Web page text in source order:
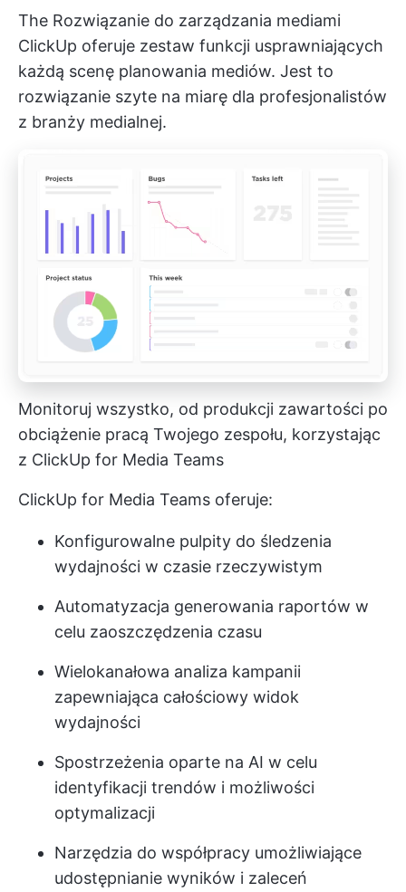
The Rozwiązanie do zarządzania mediami
ClickUp oferuje zestaw funkcji usprawniających
każdą scenę planowania mediów. Jest to
rozwiązanie szyte na miarę dla profesjonalistów
z branży medialnej.
Monitoruj wszystko, od produkcji zawartości po
obciążenie pracą Twojego zespołu, korzystając
z ClickUp for Media Teams
ClickUp for Media Teams oferuje:
Konfigurowalne pulpity do śledzenia
wydajności w czasie rzeczywistym
Automatyzacja generowania raportów w
celu zaoszczędzenia czasu
Wielokanałowa analiza kampanii
zapewniająca całościowy widok
wydajności
Spostrzeżenia oparte na AI w celu
identyfikacji trendów i możliwości
optymalizacji
Narzędzia do współpracy umożliwiające
udostępnianie wyników i zaleceń